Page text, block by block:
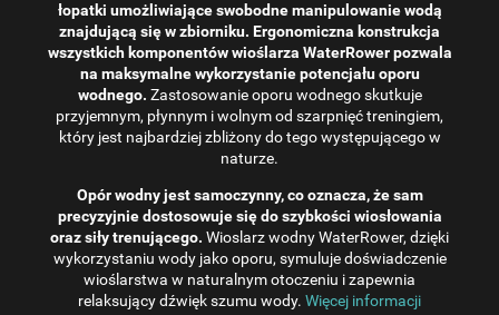
łopatki umożliwiające swobodne manipulowanie wodą
znajdującą się w zbiorniku. Ergonomiczna konstrukcja
wszystkich komponentów wioślarza WaterRower pozwala
na maksymalne wykorzystanie potencjału oporu
wodnego. Zastosowanie oporu wodnego skutkuje
przyjemnym, płynnym i wolnym od szarpnięć treningiem,
który jest najbardziej zbliżony do tego występującego w
naturze.
Opór wodny jest samoczynny, co oznacza, że ​​sam
precyzyjnie dostosowuje się do szybkości wiosłowania
oraz siły trenującego. Wioslarz wodny WaterRower, dzięki
wykorzystaniu wody jako oporu, symuluje doświadczenie
wioślarstwa w naturalnym otoczeniu i zapewnia
relaksujący dźwięk szumu wody. Więcej informacji